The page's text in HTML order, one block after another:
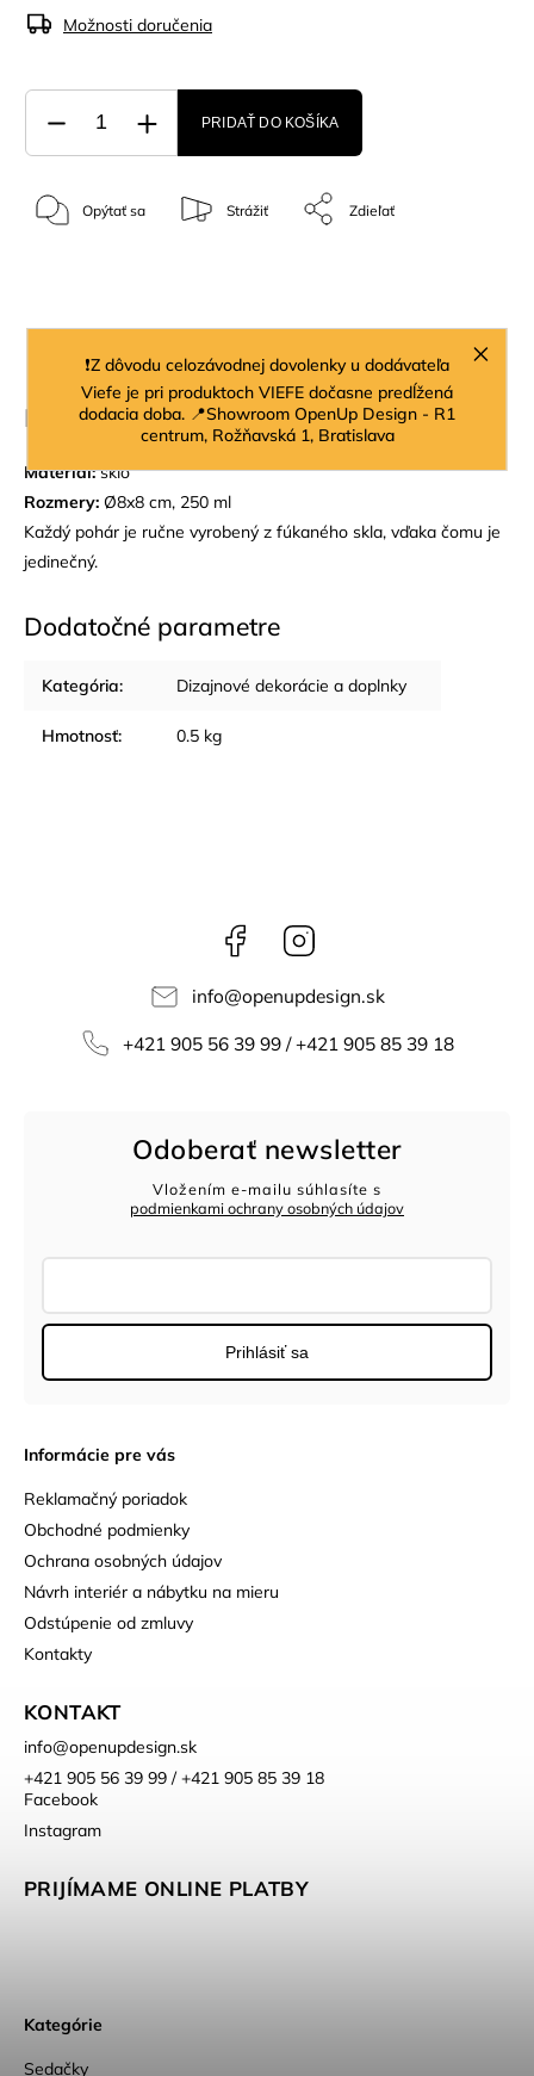
❗Z dôvodu celozávodnej dovolenky u dodávateľa
Viefe je pri produktoch VIEFE dočasne predĺžená
dodacia doba. 📍Showroom OpenUp Design - R1
centrum, Rožňavská 1, Bratislava
Možnosti doručenia
PRIDAŤ DO KOŠÍKA
Opýtať sa Strážiť Zdieľať
Podrobný popis
Materiál:sklo
Rozmery: Ø8x8 cm, 250 ml
Každý pohár je ručne vyrobený z fúkaného skla, vďaka čomu je
jedinečný.
Dodatočné parametre
Kategória: Dizajnové dekorácie a doplnky
Hmotnosť: 0.5 kg
Facebook
info@openupdesign.sk
+421 905 56 39 99 / +421 905 85 39 18
Informácie pre vás
Reklamačný poriadok
Obchodné podmienky
Ochrana osobných údajov
Návrh interiér a nábytku na mieru
Odstúpenie od zmluvy
Kontakty
KONTAKT
info@openupdesign.sk
+421 905 56 39 99 / +421 905 85 39 18
Facebook
Instagram
PRIJÍMAME ONLINE PLATBY
Kategórie
Sedačky
Odoberať newsletter
Vložením e-mailu súhlasíte s
podmienkami ochrany osobných údajov
Prihlásiť sa